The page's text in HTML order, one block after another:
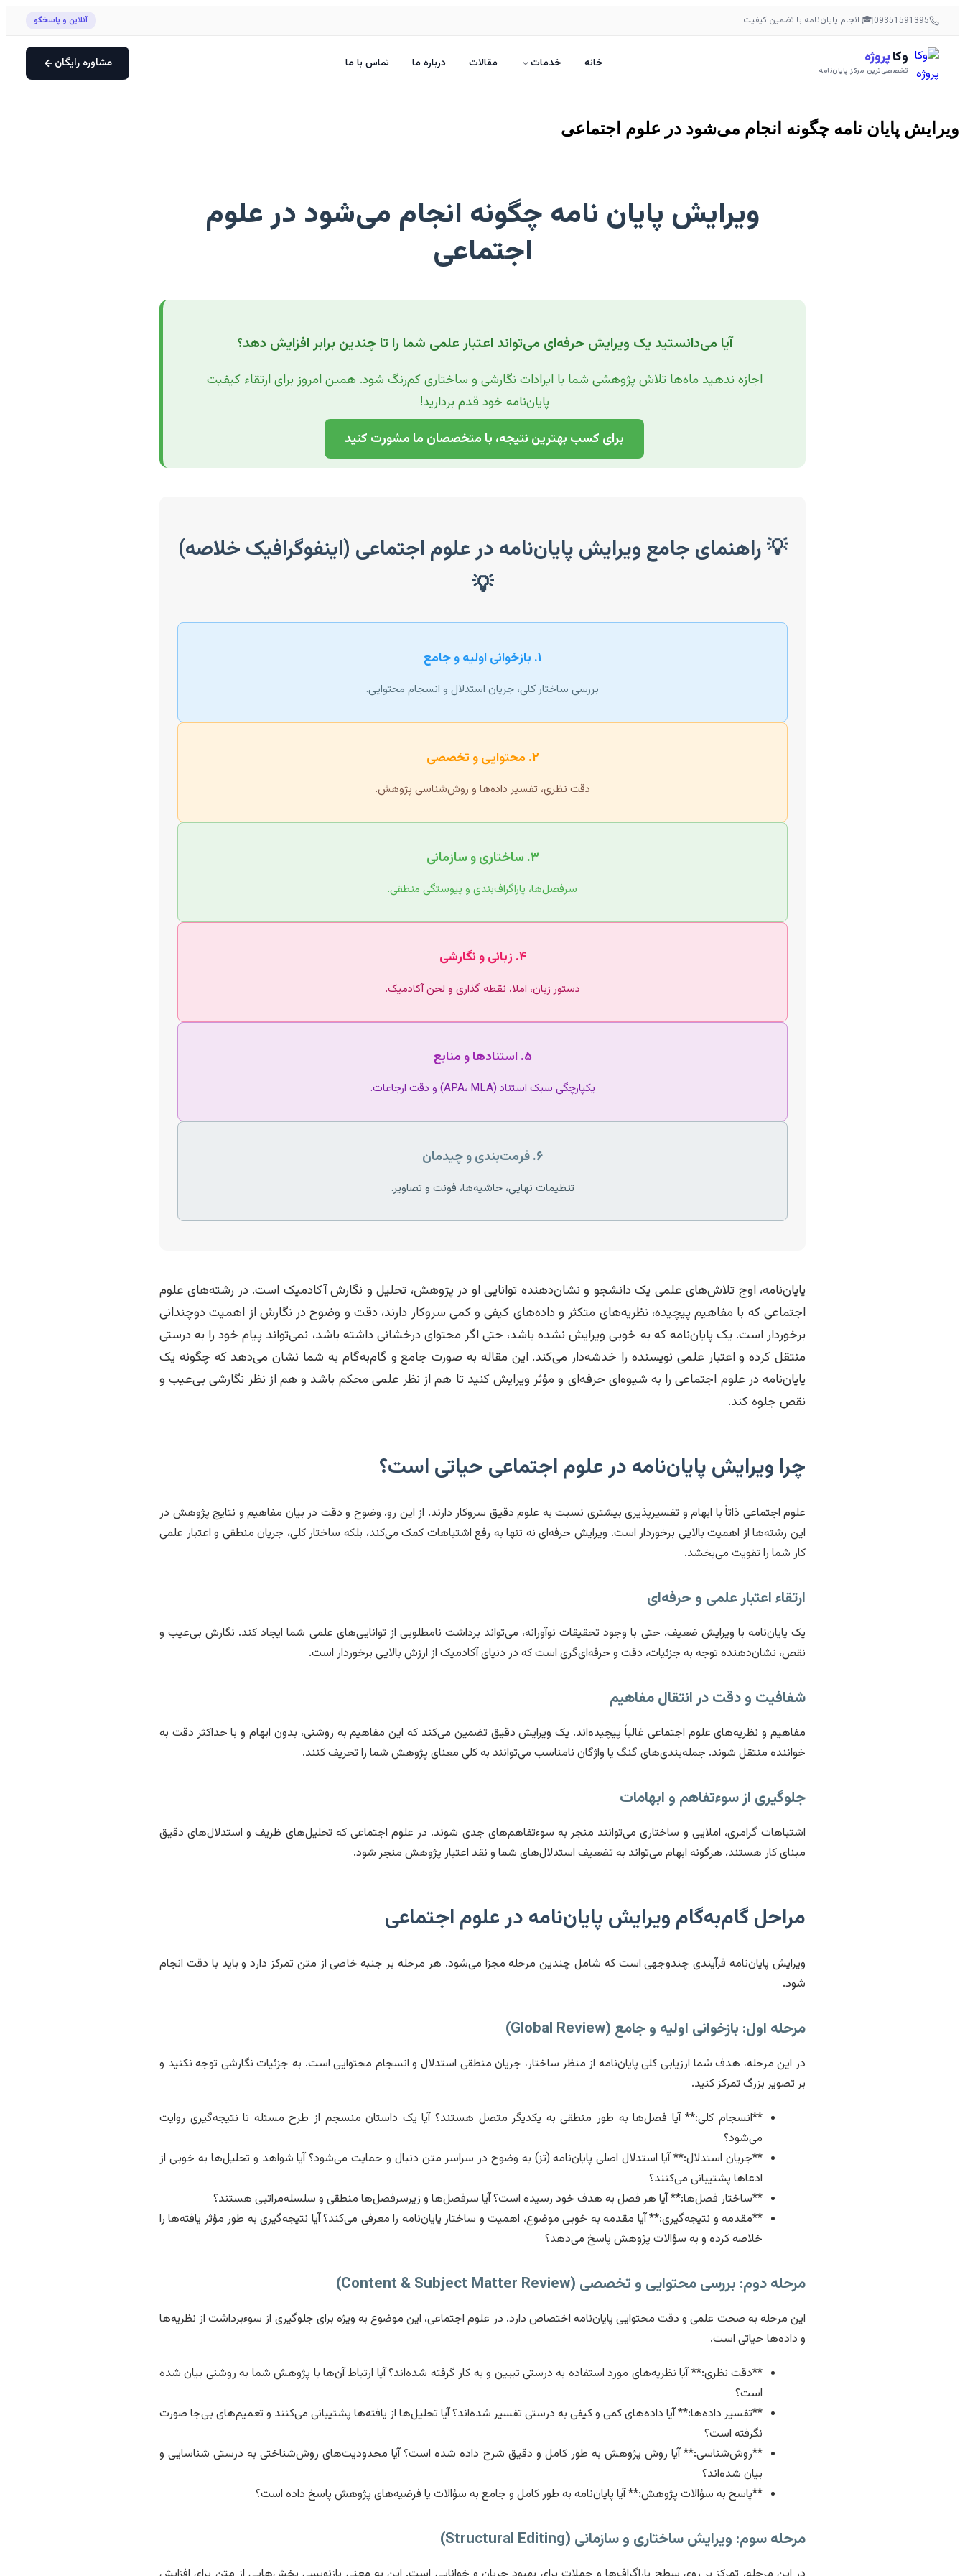
09351591395
|🎓 انجام پایان‌نامه با تضمین کیفیت آنلاین و پاسخگو
وکاپروژه
تخصصی‌ترین مرکز پایان‌نامه خانه خدمات مقالات درباره ما تماس با ما مشاوره رایگان
ویرایش پایان نامه چگونه انجام می‌شود در علوم اجتماعی
ویرایش پایان نامه چگونه انجام می‌شود در علوم
اجتماعی
آیا می‌دانستید یک ویرایش حرفه‌ای می‌تواند اعتبار علمی شما را تا چندین برابر افزایش دهد؟
اجازه ندهید ماه‌ها تلاش پژوهشی شما با ایرادات نگارشی و ساختاری کم‌رنگ شود. همین امروز برای ارتقاء کیفیت
پایان‌نامه خود قدم بردارید!
برای کسب بهترین نتیجه، با متخصصان ما مشورت کنید
💡 راهنمای جامع ویرایش پایان‌نامه در علوم اجتماعی (اینفوگرافیک خلاصه)
💡
۱. بازخوانی اولیه و جامع
بررسی ساختار کلی، جریان استدلال و انسجام محتوایی.
۲. محتوایی و تخصصی
دقت نظری، تفسیر داده‌ها و روش‌شناسی پژوهش.
۳. ساختاری و سازمانی
سرفصل‌ها، پاراگراف‌بندی و پیوستگی منطقی.
۴. زبانی و نگارشی
دستور زبان، املا، نقطه گذاری و لحن آکادمیک.
۵. استنادها و منابع
یکپارچگی سبک استناد (APA، MLA) و دقت ارجاعات.
۶. فرمت‌بندی و چیدمان
تنظیمات نهایی، حاشیه‌ها، فونت و تصاویر.
پایان‌نامه، اوج تلاش‌های علمی یک دانشجو و نشان‌دهنده توانایی او در پژوهش، تحلیل و نگارش آکادمیک است. در رشته‌های علوم
اجتماعی که با مفاهیم پیچیده، نظریه‌های متکثر و داده‌های کیفی و کمی سروکار دارند، دقت و وضوح در نگارش از اهمیت دوچندانی
برخوردار است. یک پایان‌نامه که به خوبی ویرایش نشده باشد، حتی اگر محتوای درخشانی داشته باشد، نمی‌تواند پیام خود را به درستی
منتقل کرده و اعتبار علمی نویسنده را خدشه‌دار می‌کند. این مقاله به صورت جامع و گام‌به‌گام به شما نشان می‌دهد که چگونه یک
پایان‌نامه در علوم اجتماعی را به شیوه‌ای حرفه‌ای و مؤثر ویرایش کنید تا هم از نظر علمی محکم باشد و هم از نظر نگارشی بی‌عیب و
نقص جلوه کند.
چرا ویرایش پایان‌نامه در علوم اجتماعی حیاتی است؟
علوم اجتماعی ذاتاً با ابهام و تفسیرپذیری بیشتری نسبت به علوم دقیق سروکار دارند. از این رو، وضوح و دقت در بیان مفاهیم و نتایج پژوهش در
این رشته‌ها از اهمیت بالایی برخوردار است. ویرایش حرفه‌ای نه تنها به رفع اشتباهات کمک می‌کند، بلکه ساختار کلی، جریان منطقی و اعتبار علمی
کار شما را تقویت می‌بخشد.
ارتقاء اعتبار علمی و حرفه‌ای
یک پایان‌نامه با ویرایش ضعیف، حتی با وجود تحقیقات نوآورانه، می‌تواند برداشت نامطلوبی از توانایی‌های علمی شما ایجاد کند. نگارش بی‌عیب و
نقص، نشان‌دهنده توجه به جزئیات، دقت و حرفه‌ای‌گری است که در دنیای آکادمیک از ارزش بالایی برخوردار است.
شفافیت و دقت در انتقال مفاهیم
مفاهیم و نظریه‌های علوم اجتماعی غالباً پیچیده‌اند. یک ویرایش دقیق تضمین می‌کند که این مفاهیم به روشنی، بدون ابهام و با حداکثر دقت به
خواننده منتقل شوند. جمله‌بندی‌های گنگ یا واژگان نامناسب می‌توانند به کلی معنای پژوهش شما را تحریف کنند.
جلوگیری از سوءتفاهم و ابهامات
اشتباهات گرامری، املایی و ساختاری می‌توانند منجر به سوءتفاهم‌های جدی شوند. در علوم اجتماعی که تحلیل‌های ظریف و استدلال‌های دقیق
مبنای کار هستند، هرگونه ابهام می‌تواند به تضعیف استدلال‌های شما و نقد اعتبار پژوهش منجر شود.
مراحل گام‌به‌گام ویرایش پایان‌نامه در علوم اجتماعی
ویرایش پایان‌نامه فرآیندی چندوجهی است که شامل چندین مرحله مجزا می‌شود. هر مرحله بر جنبه خاصی از متن تمرکز دارد و باید با دقت انجام
شود.
مرحله اول: بازخوانی اولیه و جامع (Global Review)
در این مرحله، هدف شما ارزیابی کلی پایان‌نامه از منظر ساختار، جریان منطقی استدلال و انسجام محتوایی است. به جزئیات نگارشی توجه نکنید و
بر تصویر بزرگ تمرکز کنید.
**انسجام کلی:** آیا فصل‌ها به طور منطقی به یکدیگر متصل هستند؟ آیا یک داستان منسجم از طرح مسئله تا نتیجه‌گیری روایت
می‌شود؟
**جریان استدلال:** آیا استدلال اصلی پایان‌نامه (تز) به وضوح در سراسر متن دنبال و حمایت می‌شود؟ آیا شواهد و تحلیل‌ها به خوبی از
ادعاها پشتیبانی می‌کنند؟
**ساختار فصل‌ها:** آیا هر فصل به هدف خود رسیده است؟ آیا سرفصل‌ها و زیرسرفصل‌ها منطقی و سلسله‌مراتبی هستند؟
**مقدمه و نتیجه‌گیری:** آیا مقدمه به خوبی موضوع، اهمیت و ساختار پایان‌نامه را معرفی می‌کند؟ آیا نتیجه‌گیری به طور مؤثر یافته‌ها را
خلاصه کرده و به سؤالات پژوهش پاسخ می‌دهد؟
مرحله دوم: بررسی محتوایی و تخصصی (Content & Subject Matter Review)
این مرحله به صحت علمی و دقت محتوایی پایان‌نامه اختصاص دارد. در علوم اجتماعی، این موضوع به ویژه برای جلوگیری از سوءبرداشت از نظریه‌ها
و داده‌ها حیاتی است.
**دقت نظری:** آیا نظریه‌های مورد استفاده به درستی تبیین و به کار گرفته شده‌اند؟ آیا ارتباط آن‌ها با پژوهش شما به روشنی بیان شده
است؟
**تفسیر داده‌ها:** آیا داده‌های کمی و کیفی به درستی تفسیر شده‌اند؟ آیا تحلیل‌ها از یافته‌ها پشتیبانی می‌کنند و تعمیم‌های بی‌جا صورت
نگرفته است؟
**روش‌شناسی:** آیا روش پژوهش به طور کامل و دقیق شرح داده شده است؟ آیا محدودیت‌های روش‌شناختی به درستی شناسایی و
بیان شده‌اند؟
**پاسخ به سؤالات پژوهش:** آیا پایان‌نامه به طور کامل و جامع به سؤالات یا فرضیه‌های پژوهش پاسخ داده است؟
مرحله سوم: ویرایش ساختاری و سازمانی (Structural Editing)